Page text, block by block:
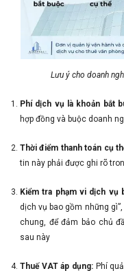
Lưu ý cho doanh
Phí dịch vụ là khoản bắt
hợp đồng và buộc doanh
Thời điểm thanh toán cụ
tin này phải được ghi rõ
Kiểm tra phạm vi dịch vụ
dịch vụ bao gồm những
chung, để đảm bảo chủ
sau này
Thuế VAT áp dụng: Phí